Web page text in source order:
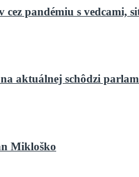
pandémiu s vedcami,
aktuálnej schôdzi
Mikloško